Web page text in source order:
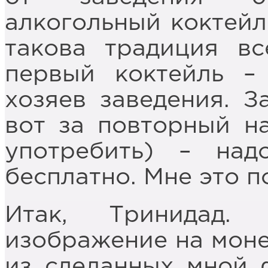
алкогольный
такова традиция
первый коктейль
хозяев заведения.
вот за повторный
употребить) –
бесплатно. Мне это
Итак,
изображение на